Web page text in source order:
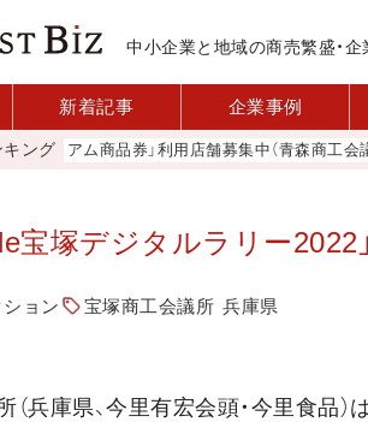
中小企業と地域の商売繁盛・企
新着記事 企業事例
キング
ミアム商品券」利用店舗募集中（青森商工会議所）
宝塚デジタルラリー2022
ョン 宝塚商工会議所 兵庫県
（兵庫県、今里有宏会頭・今里食品